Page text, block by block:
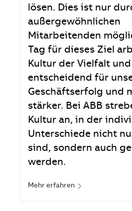
lösen. Dies ist nur
außergewöhnlichen
Mitarbeitenden
Tag für dieses Ziel
Kultur der Vielfalt
entscheidend für
Geschäftserfolg und
stärker. Bei ABB
Kultur an, in der
Unterschiede nicht
sind, sondern auch
werden.
Mehr erfahren